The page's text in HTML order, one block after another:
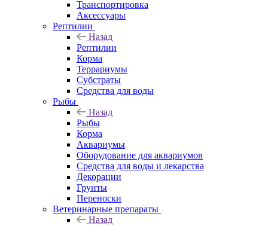
Транспортировка
Аксессуары
Рептилии
Назад
Рептилии
Корма
Террариумы
Субстраты
Средства для воды
Рыбы
Назад
Рыбы
Корма
Аквариумы
Оборудование для аквариумов
Средства для воды и лекарства
Декорации
Грунты
Переноски
Ветеринарные препараты
Назад